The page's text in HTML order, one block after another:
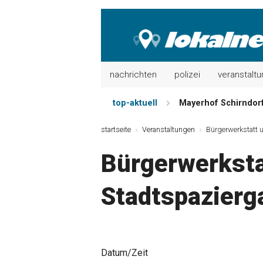
nachrichten polizei
top-aktuell Mayerhof
Maxhütter
Nutzen Sie aktuelle
Metzgerei Hummel:
startseite Veranstaltungen Bürgerwerkstatt
Datum/Zeit